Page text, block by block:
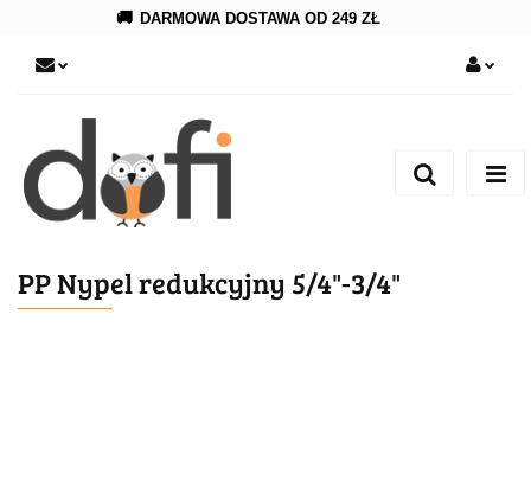
🚚 DARMOWA DOSTAWA OD 249 ZŁ
Zarejestruj się
PP Nypel redukcyjny 5/4"-3/4"